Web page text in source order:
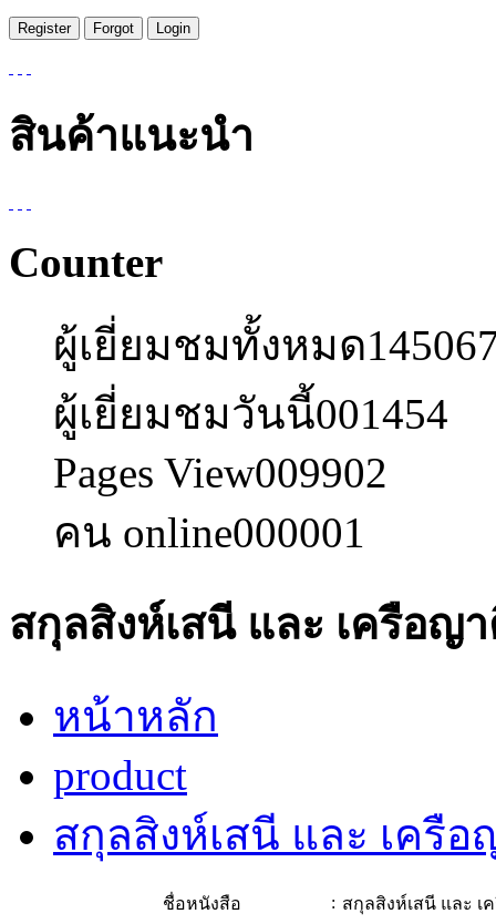
สินค้าแนะนำ
Counter
ผู้เยี่ยมชมทั้งหมด
ผู้เยี่ยมชมวันนี้001454
Pages View009902
คน online000001
สกุลสิงห์เสนี และ เครือญ
หน้าหลัก
product
สกุลสิงห์เสนี และ เครือ
ชื่อหนังสือ : สกุลสิงห์เสนี และ เ